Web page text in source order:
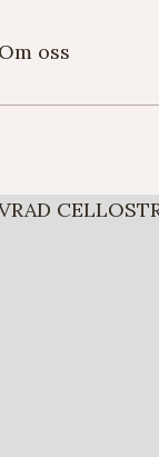
Om oss